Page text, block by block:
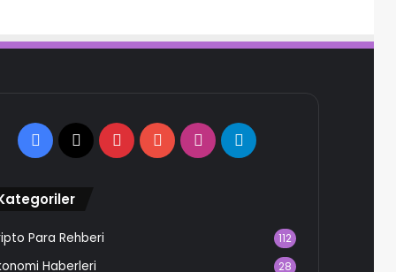
Facebook PinterestYouTubeInstagramTelegram
Para Rehberi 112
Haberleri 28